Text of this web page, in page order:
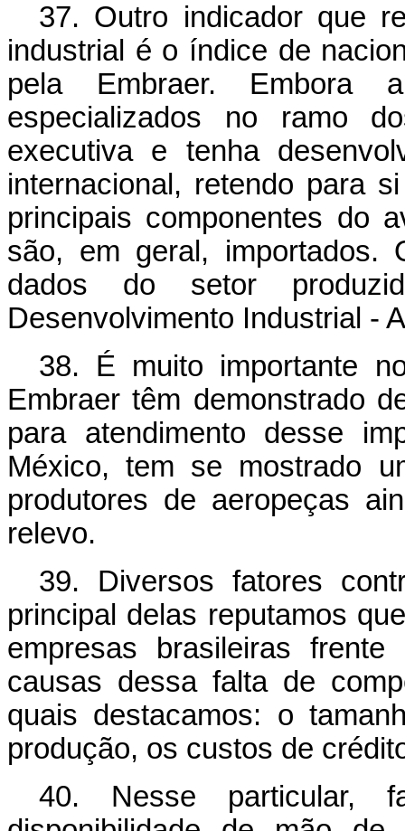
37. Outro indicador que
industrial é o índice de
pela Embraer. Embora
especializados no ramo
executiva e tenha
internacional, retendo para
principais componentes do
são, em geral, importados.
dados do setor
Desenvolvimento Industrial -
38. É muito importante
Embraer têm demonstrado
para atendimento desse
México, tem se mostrado
produtores de aeropeças
relevo.
39. Diversos fatores
principal delas reputamos
empresas brasileiras
causas dessa falta de
quais destacamos: o
produção, os custos de
40. Nesse particular,